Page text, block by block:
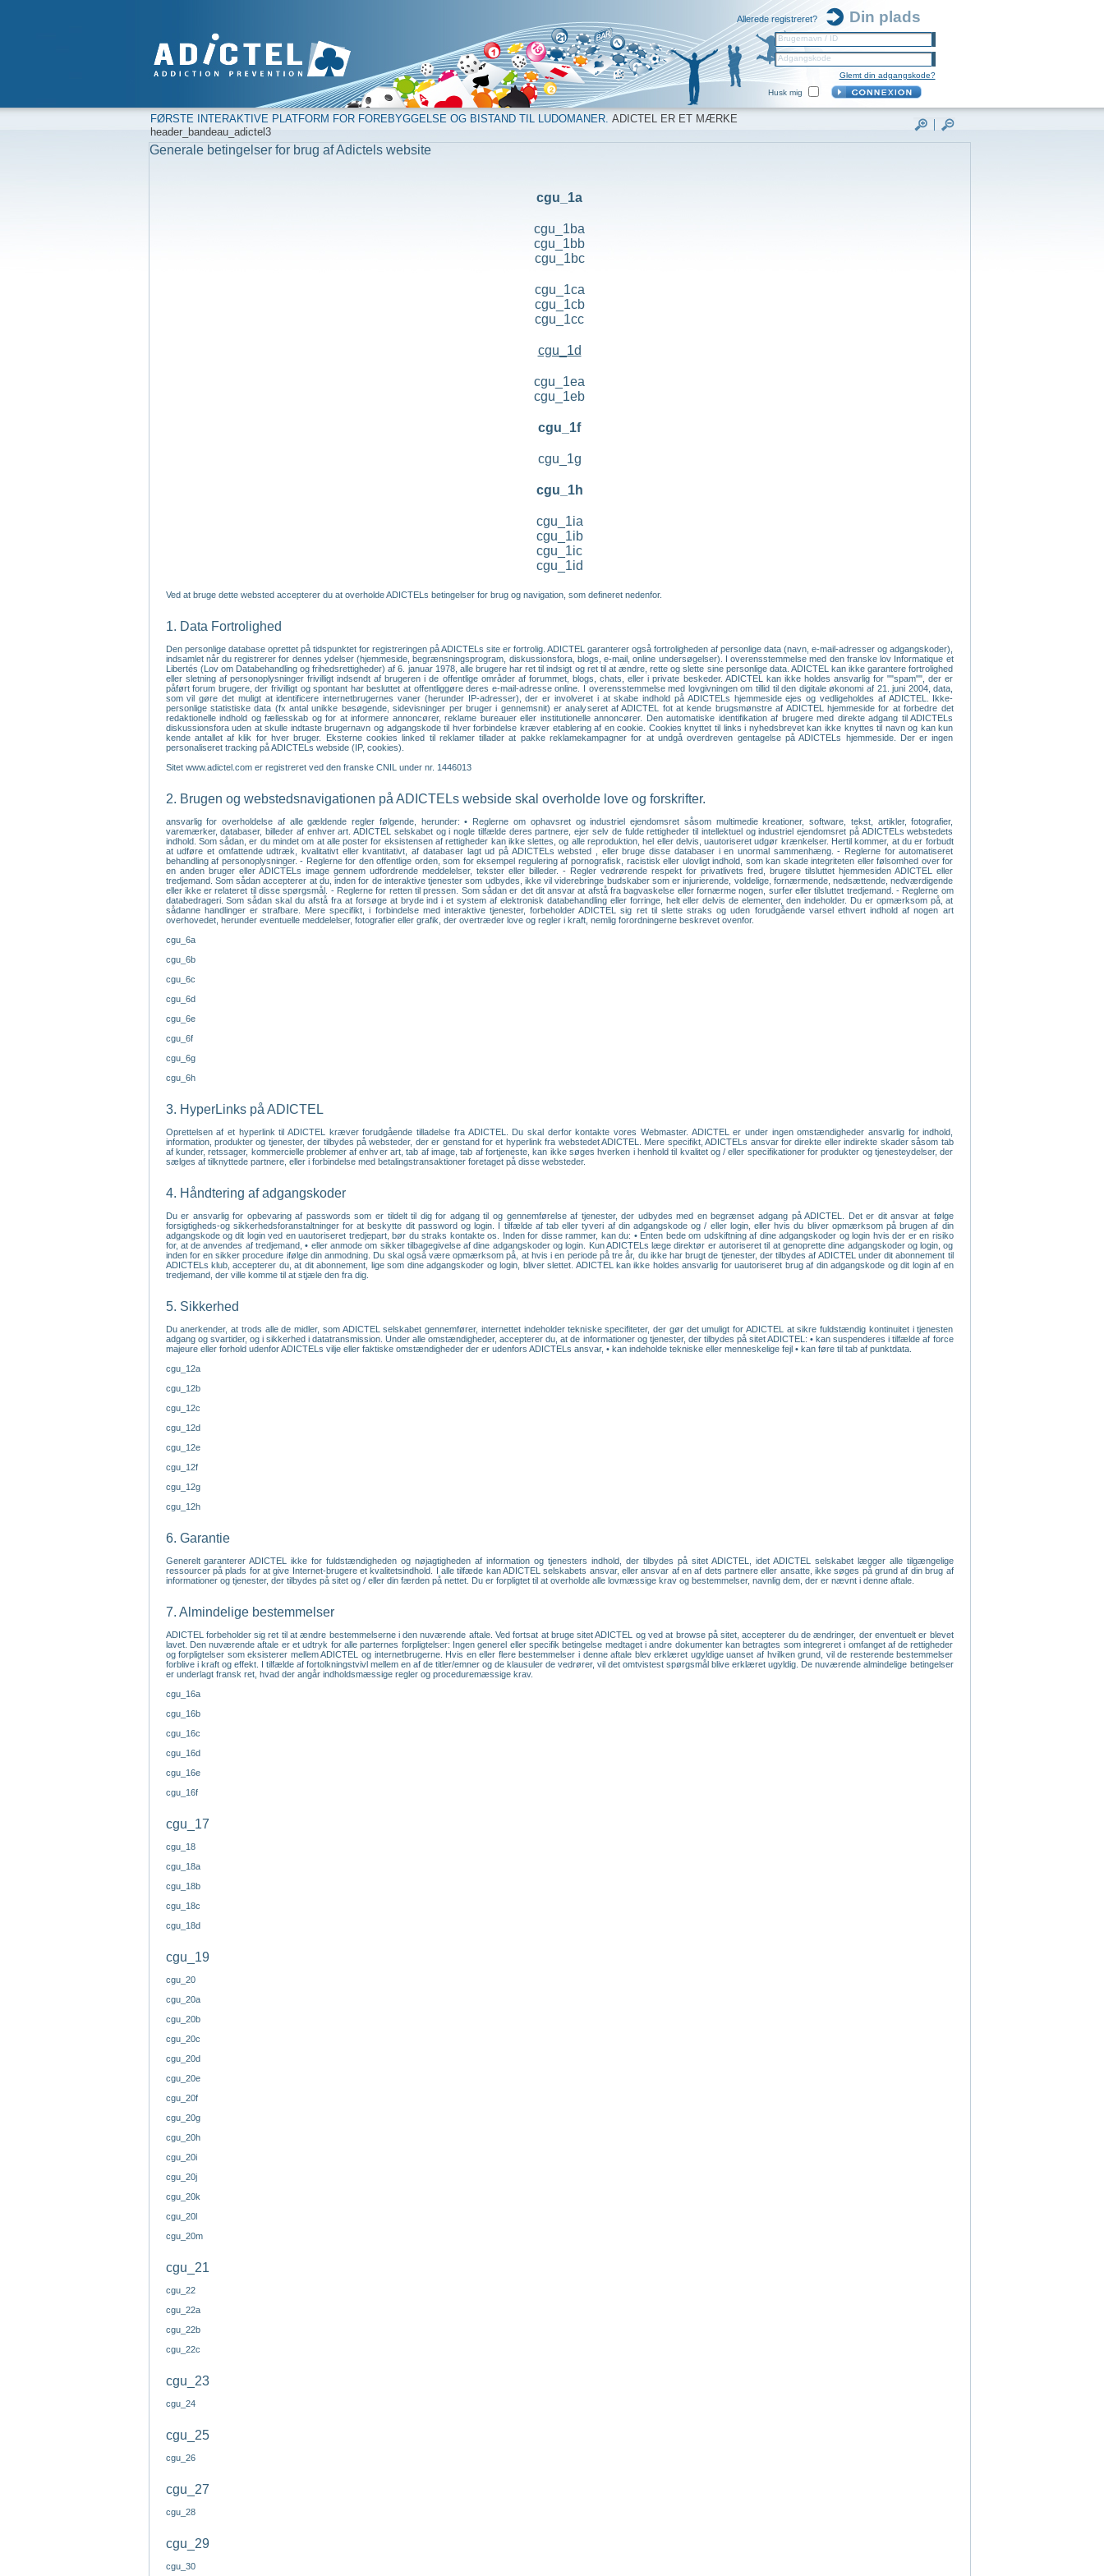
Allerede registreret? Din plads
Brugernavn / ID
Adgangskode
Glemt din adgangskode?
Husk mig
FØRSTE INTERAKTIVE PLATFORM FOR FOREBYGGELSE OG BISTAND TIL LUDOMANER. ADICTEL ER ET MÆRKE
header_bandeau_adictel3
Generale betingelser for brug af Adictels website
cgu_1a
cgu_1ba
cgu_1bb
cgu_1bc
cgu_1ca
cgu_1cb
cgu_1cc
cgu_1d
cgu_1ea
cgu_1eb
cgu_1f
cgu_1g
cgu_1h
cgu_1ia
cgu_1ib
cgu_1ic
cgu_1id
Ved at bruge dette websted accepterer du at overholde ADICTELs betingelser for brug og navigation, som defineret nedenfor.
1. Data Fortrolighed
Den personlige database oprettet på tidspunktet for registreringen på ADICTELs site er fortrolig. ADICTEL garanterer også fortroligheden af personlige data (navn, e-mail-adresser og adgangskoder),
indsamlet når du registrerer for dennes ydelser (hjemmeside, begrænsningsprogram, diskussionsfora, blogs, e-mail, online undersøgelser). I overensstemmelse med den franske lov Informatique et
Libertés (Lov om Databehandling og frihedsrettigheder) af 6. januar 1978, alle brugere har ret til indsigt og ret til at ændre, rette og slette sine personlige data. ADICTEL kan ikke garantere fortrolighed
eller sletning af personoplysninger frivilligt indsendt af brugeren i de offentlige områder af forummet, blogs, chats, eller i private beskeder. ADICTEL kan ikke holdes ansvarlig for ""spam"", der er
påført forum brugere, der frivilligt og spontant har besluttet at offentliggøre deres e-mail-adresse online. I overensstemmelse med lovgivningen om tillid til den digitale økonomi af 21. juni 2004, data,
som vil gøre det muligt at identificere internetbrugernes vaner (herunder IP-adresser), der er involveret i at skabe indhold på ADICTELs hjemmeside ejes og vedligeholdes af ADICTEL. Ikke-
personlige statistiske data (fx antal unikke besøgende, sidevisninger per bruger i gennemsnit) er analyseret af ADICTEL fot at kende brugsmønstre af ADICTEL hjemmeside for at forbedre det
redaktionelle indhold og fællesskab og for at informere annoncører, reklame bureauer eller institutionelle annoncører. Den automatiske identifikation af brugere med direkte adgang til ADICTELs
diskussionsfora uden at skulle indtaste brugernavn og adgangskode til hver forbindelse kræver etablering af en cookie. Cookies knyttet til links i nyhedsbrevet kan ikke knyttes til navn og kan kun
kende antallet af klik for hver bruger. Eksterne cookies linked til reklamer tillader at pakke reklamekampagner for at undgå overdreven gentagelse på ADICTELs hjemmeside. Der er ingen
personaliseret tracking på ADICTELs webside (IP, cookies).
Sitet www.adictel.com er registreret ved den franske CNIL under nr. 1446013
2. Brugen og webstedsnavigationen på ADICTELs webside skal overholde love og forskrifter.
ansvarlig for overholdelse af alle gældende regler følgende, herunder: • Reglerne om ophavsret og industriel ejendomsret såsom multimedie kreationer, software, tekst, artikler, fotografier,
varemærker, databaser, billeder af enhver art. ADICTEL selskabet og i nogle tilfælde deres partnere, ejer selv de fulde rettigheder til intellektuel og industriel ejendomsret på ADICTELs webstedets
indhold. Som sådan, er du mindet om at alle poster for eksistensen af rettigheder kan ikke slettes, og alle reproduktion, hel eller delvis, uautoriseret udgør krænkelser. Hertil kommer, at du er forbudt
at udføre et omfattende udtræk, kvalitativt eller kvantitativt, af databaser lagt ud på ADICTELs websted , eller bruge disse databaser i en unormal sammenhæng. - Reglerne for automatiseret
behandling af personoplysninger. - Reglerne for den offentlige orden, som for eksempel regulering af pornografisk, racistisk eller ulovligt indhold, som kan skade integriteten eller følsomhed over for
en anden bruger eller ADICTELs image gennem udfordrende meddelelser, tekster eller billeder. - Regler vedrørende respekt for privatlivets fred, brugere tilsluttet hjemmesiden ADICTEL eller
tredjemand. Som sådan accepterer at du, inden for de interaktive tjenester som udbydes, ikke vil viderebringe budskaber som er injurierende, voldelige, fornærmende, nedsættende, nedværdigende
eller ikke er relateret til disse spørgsmål. - Reglerne for retten til pressen. Som sådan er det dit ansvar at afstå fra bagvaskelse eller fornærme nogen, surfer eller tilsluttet tredjemand. - Reglerne om
databedrageri. Som sådan skal du afstå fra at forsøge at bryde ind i et system af elektronisk databehandling eller forringe, helt eller delvis de elementer, den indeholder. Du er opmærksom på, at
sådanne handlinger er strafbare. Mere specifikt, i forbindelse med interaktive tjenester, forbeholder ADICTEL sig ret til slette straks og uden forudgående varsel ethvert indhold af nogen art
overhovedet, herunder eventuelle meddelelser, fotografier eller grafik, der overtræder love og regler i kraft, nemlig forordningerne beskrevet ovenfor.
cgu_6a
cgu_6b
cgu_6c
cgu_6d
cgu_6e
cgu_6f
cgu_6g
cgu_6h
3. HyperLinks på ADICTEL
Oprettelsen af et hyperlink til ADICTEL kræver forudgående tilladelse fra ADICTEL. Du skal derfor kontakte vores Webmaster. ADICTEL er under ingen omstændigheder ansvarlig for indhold,
information, produkter og tjenester, der tilbydes på websteder, der er genstand for et hyperlink fra webstedet ADICTEL. Mere specifikt, ADICTELs ansvar for direkte eller indirekte skader såsom tab
af kunder, retssager, kommercielle problemer af enhver art, tab af image, tab af fortjeneste, kan ikke søges hverken i henhold til kvalitet og / eller specifikationer for produkter og tjenesteydelser, der
sælges af tilknyttede partnere, eller i forbindelse med betalingstransaktioner foretaget på disse websteder.
4. Håndtering af adgangskoder
Du er ansvarlig for opbevaring af passwords som er tildelt til dig for adgang til og gennemførelse af tjenester, der udbydes med en begrænset adgang på ADICTEL. Det er dit ansvar at følge
forsigtigheds-og sikkerhedsforanstaltninger for at beskytte dit password og login. I tilfælde af tab eller tyveri af din adgangskode og / eller login, eller hvis du bliver opmærksom på brugen af din
adgangskode og dit login ved en uautoriseret tredjepart, bør du straks kontakte os. Inden for disse rammer, kan du: • Enten bede om udskiftning af dine adgangskoder og login hvis der er en risiko
for, at de anvendes af tredjemand, • eller anmode om sikker tilbagegivelse af dine adgangskoder og login. Kun ADICTELs læge direktør er autoriseret til at genoprette dine adgangskoder og login, og
inden for en sikker procedure ifølge din anmodning. Du skal også være opmærksom på, at hvis i en periode på tre år, du ikke har brugt de tjenester, der tilbydes af ADICTEL under dit abonnement til
ADICTELs klub, accepterer du, at dit abonnement, lige som dine adgangskoder og login, bliver slettet. ADICTEL kan ikke holdes ansvarlig for uautoriseret brug af din adgangskode og dit login af en
tredjemand, der ville komme til at stjæle den fra dig.
5. Sikkerhed
Du anerkender, at trods alle de midler, som ADICTEL selskabet gennemfører, internettet indeholder tekniske specifiteter, der gør det umuligt for ADICTEL at sikre fuldstændig kontinuitet i tjenesten
adgang og svartider, og i sikkerhed i datatransmission. Under alle omstændigheder, accepterer du, at de informationer og tjenester, der tilbydes på sitet ADICTEL: • kan suspenderes i tilfælde af force
majeure eller forhold udenfor ADICTELs vilje eller faktiske omstændigheder der er udenfors ADICTELs ansvar, • kan indeholde tekniske eller menneskelige fejl • kan føre til tab af punktdata.
cgu_12a
cgu_12b
cgu_12c
cgu_12d
cgu_12e
cgu_12f
cgu_12g
cgu_12h
6. Garantie
Generelt garanterer ADICTEL ikke for fuldstændigheden og nøjagtigheden af information og tjenesters indhold, der tilbydes på sitet ADICTEL, idet ADICTEL selskabet lægger alle tilgængelige
ressourcer på plads for at give Internet-brugere et kvalitetsindhold. I alle tilfæde kan ADICTEL selskabets ansvar, eller ansvar af en af dets partnere eller ansatte, ikke søges på grund af din brug af
informationer og tjenester, der tilbydes på sitet og / eller din færden på nettet. Du er forpligtet til at overholde alle lovmæssige krav og bestemmelser, navnlig dem, der er nævnt i denne aftale.
7. Almindelige bestemmelser
ADICTEL forbeholder sig ret til at ændre bestemmelserne i den nuværende aftale. Ved fortsat at bruge sitet ADICTEL og ved at browse på sitet, accepterer du de ændringer, der enventuelt er blevet
lavet. Den nuværende aftale er et udtryk for alle parternes forpligtelser: Ingen generel eller specifik betingelse medtaget i andre dokumenter kan betragtes som integreret i omfanget af de rettigheder
og forpligtelser som eksisterer mellem ADICTEL og internetbrugerne. Hvis en eller flere bestemmelser i denne aftale blev erklæret ugyldige uanset af hvilken grund, vil de resterende bestemmelser
forblive i kraft og effekt. I tilfælde af fortolkningstvivl mellem en af de titler/emner og de klausuler de vedrører, vil det omtvistest spørgsmål blive erklæret ugyldig. De nuværende almindelige betingelser
er underlagt fransk ret, hvad der angår indholdsmæssige regler og proceduremæssige krav.
cgu_16a
cgu_16b
cgu_16c
cgu_16d
cgu_16e
cgu_16f
cgu_17
cgu_18
cgu_18a
cgu_18b
cgu_18c
cgu_18d
cgu_19
cgu_20
cgu_20a
cgu_20b
cgu_20c
cgu_20d
cgu_20e
cgu_20f
cgu_20g
cgu_20h
cgu_20i
cgu_20j
cgu_20k
cgu_20l
cgu_20m
cgu_21
cgu_22
cgu_22a
cgu_22b
cgu_22c
cgu_23
cgu_24
cgu_25
cgu_26
cgu_27
cgu_28
cgu_29
cgu_30